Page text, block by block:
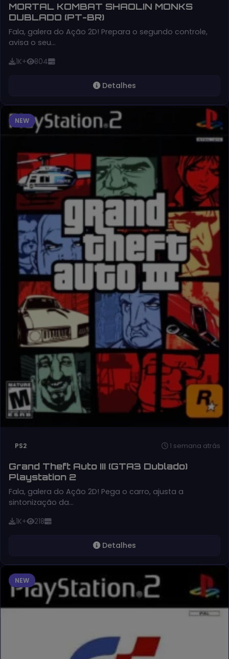
MORTAL KOMBAT SHAOLIN MONKS
DUBLADO (PT-BR)
Fala, galera do Ação 2D! Prepara o segundo controle,
avisa o seu…
1K+ 804
Detalhes
NEW
PS2 1 semana atrás
Grand Theft Auto III (GTA3 Dublado)
Playstation 2
Fala, galera do Ação 2D! Pega o carro, ajusta a
sintonização da…
1K+ 218
Detalhes
NEW